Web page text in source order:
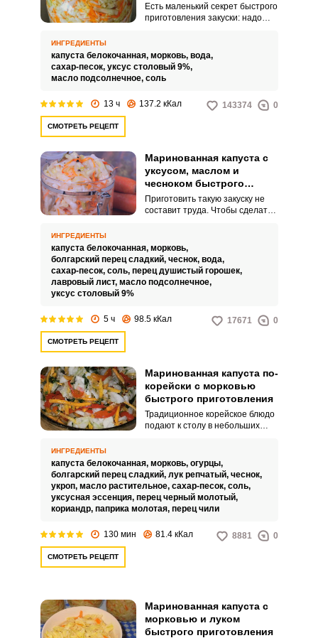
Есть маленький секрет быстрого
приготовления закуски: надо
результате овощи не
разварятся, а останутся
сочными и хрустящими и
ИНГРЕДИЕНТЫ
капуста белокочанная, морковь, вода,
сахар-песок, уксус столовый 9%,
масло подсолнечное, соль
13 ч 137.2 кКал 143374 0
СМОТРЕТЬ РЕЦЕПТ
Маринованная капуста с
уксусом, маслом и
чесноком быстрого
приготовления
Приготовить такую закуску не
составит труда. Чтобы сделать
перец и морковь.
ИНГРЕДИЕНТЫ
капуста белокочанная, морковь,
болгарский перец сладкий, чеснок, вода,
сахар-песок, соль, перец душистый горошек,
лавровый лист, масло подсолнечное,
уксус столовый 9%
5 ч 98.5 кКал 17671 0
СМОТРЕТЬ РЕЦЕПТ
Маринованная капуста по-
корейски с морковью
быстрого приготовления
Традиционное корейское блюдо
подают к столу в небольших
кухни, которые известны
любовью к еде с острым вкусом.
ИНГРЕДИЕНТЫ
капуста белокочанная, морковь, огурцы,
болгарский перец сладкий, лук репчатый, чеснок,
укроп, масло растительное, сахар-песок, соль,
уксусная эссенция, перец черный молотый,
кориандр, паприка молотая, перец чили
130 мин 81.4 кКал 8881 0
СМОТРЕТЬ РЕЦЕПТ
Маринованная капуста с
морковью и луком
быстрого приготовления